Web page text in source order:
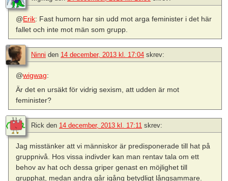
@Erik: Fast humorn har sin udd mot arga feminister i det här
fallet och inte mot män som grupp.
Ninni den 14 december, 2013 kl. 17:04 skrev:
@wigwag:
Är det en ursäkt för vidrig sexism, att udden är mot
feminister?
Rick den 14 december, 2013 kl. 17:11 skrev:
Jag misstänker att vi människor är predisponerade till hat på
gruppnivå. Hos vissa indivder kan man rentav tala om ett
behov av hat och dessa griper genast en möjlighet till
grupphat, medan andra går igång betydligt långsammare.